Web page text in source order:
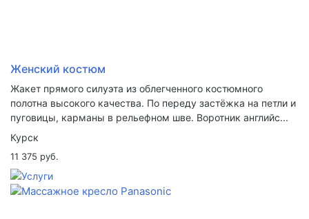
Женский костюм
Жакет прямого силуэта из облегченного костюмного
полотна высокого качества. По переду застёжка на петли и
пуговицы, карманы в рельефном шве. Воротник английс...
Курск
11 375 руб.